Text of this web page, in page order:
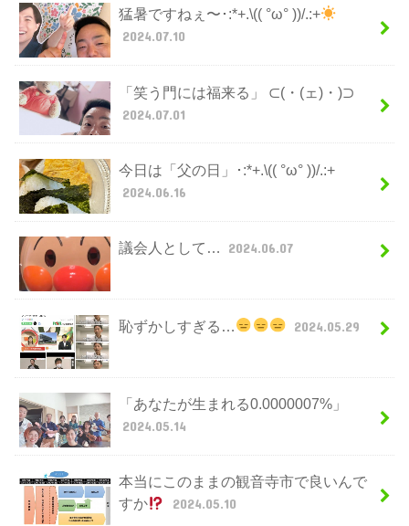
猛暑ですねぇ〜･:*+.\(( °ω° ))/.:+
2024.07.10
「笑う門には福来る」 ⊂(・(ェ)・)⊃
2024.07.01
今日は「父の日」･:*+.\(( °ω° ))/.:+
2024.06.16
議会人として… 2024.06.07
恥ずかしすぎる… 2024.05.29
「あなたが生まれる0.0000007%」
2024.05.14
本当にこのままの観音寺市で良いんで
すか
2024.05.10